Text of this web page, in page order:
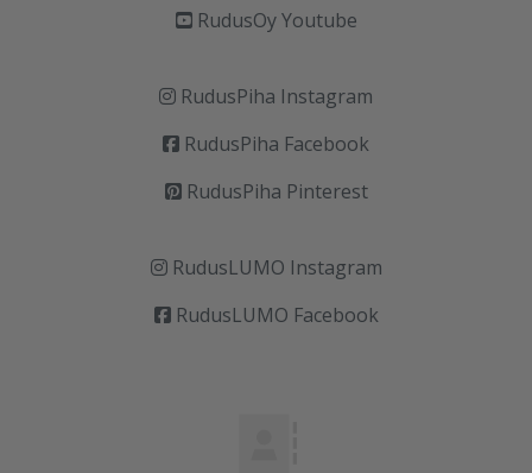
RudusOy Youtube
RudusPiha Instagram
RudusPiha Facebook
RudusPiha Pinterest
RudusLUMO Instagram
RudusLUMO Facebook